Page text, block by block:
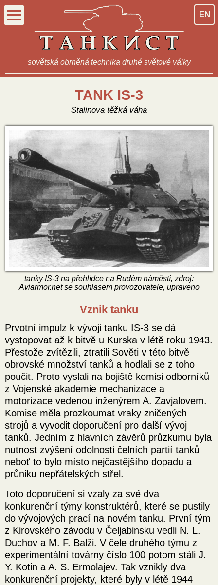
EN
sovětská obrněná technika druhé světové války
TANK IS-3
Stalinova těžká váha
tanky IS-3 na přehlídce na Rudém náměstí, zdroj:
Aviarmor.net se souhlasem provozovatele, upraveno
Vznik tanku
Prvotní impulz k vývoji tanku IS-3 se dá
vystopovat až k bitvě u Kurska v létě roku 1943.
Přestože zvítězili, ztratili Sověti v této bitvě
obrovské množství tanků a hodlali se z toho
poučit. Proto vyslali na bojiště komisi odborníků
z Vojenské akademie mechanizace a
motorizace vedenou inženýrem A. Zavjalovem.
Komise měla prozkoumat vraky zničených
strojů a vyvodit doporučení pro další vývoj
tanků. Jedním z hlavních závěrů průzkumu byla
nutnost zvýšení odolnosti čelních partií tanků
neboť to bylo místo nejčastějšího dopadu a
průniku nepřátelských střel.
Toto doporučení si vzaly za své dva
konkurenční týmy konstruktérů, které se pustily
do vývojových prací na novém tanku. První tým
z Kirovského závodu v Čeljabinsku vedli N. L.
Duchov a M. F. Balži. V čele druhého týmu z
experimentální továrny číslo 100 potom stáli J.
Y. Kotin a A. S. Ermolajev. Tak vznikly dva
konkurenční projekty, které byly v létě 1944